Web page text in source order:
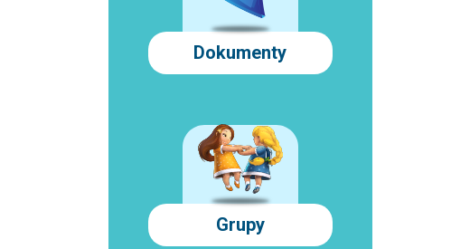
Dokumenty
Grupy